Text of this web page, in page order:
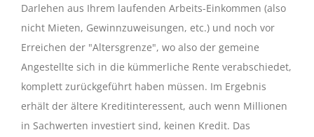
Darlehen aus Ihrem laufenden Arbeits-Einkommen (also
nicht Mieten, Gewinnzuweisungen, etc.) und noch vor
Erreichen der "Altersgrenze", wo also der gemeine
Angestellte sich in die kümmerliche Rente verabschiedet,
komplett zurückgeführt haben müssen. Im Ergebnis
erhält der ältere Kreditinteressent, auch wenn Millionen
in Sachwerten investiert sind, keinen Kredit. Das